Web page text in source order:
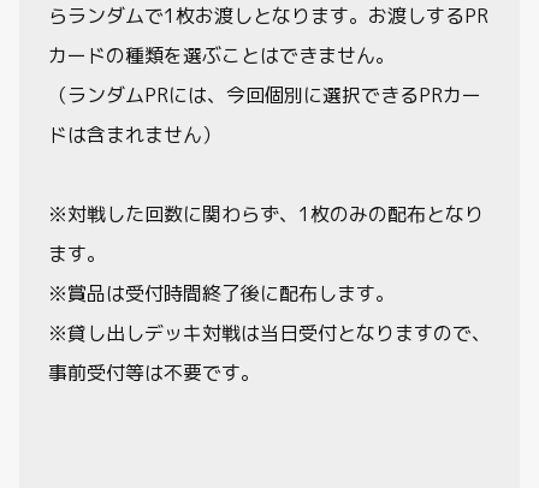
らランダムで1枚お渡しとなります。お渡しするPR
カードの種類を選ぶことはできません。
（ランダムPRには、今回個別に選択できるPRカー
ドは含まれません）
※対戦した回数に関わらず、1枚のみの配布となり
ます。
※賞品は受付時間終了後に配布します。
※貸し出しデッキ対戦は当日受付となりますので、
事前受付等は不要です。